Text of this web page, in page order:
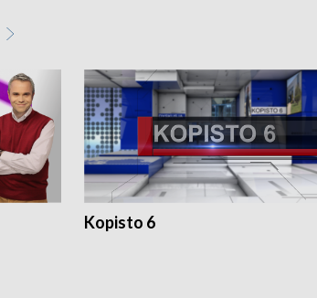
Kopisto 6